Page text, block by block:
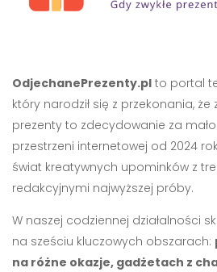
OdjechanePrezenty.plto portal
który narodził się z przekonania, że
prezenty to zdecydowanie za
przestrzeni internetowej od 2024
świat kreatywnych upominków z
redakcyjnymi najwyższej próby.
W naszej codziennej działalności
na sześciu kluczowych obszarach:
na różne okazje, gadżetach z